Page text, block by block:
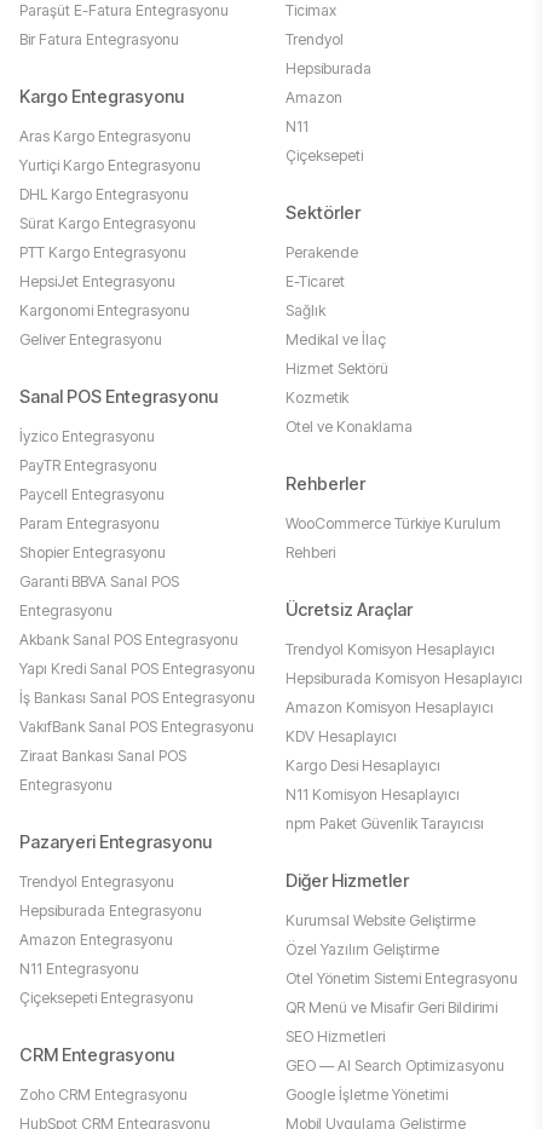
Paraşüt E-Fatura Entegrasyonu
Bir Fatura Entegrasyonu
Kargo Entegrasyonu
Aras Kargo Entegrasyonu
Yurtiçi Kargo Entegrasyonu
DHL Kargo Entegrasyonu
Sürat Kargo Entegrasyonu
PTT Kargo Entegrasyonu
HepsiJet Entegrasyonu
Kargonomi Entegrasyonu
Geliver Entegrasyonu
Sanal POS Entegrasyonu
İyzico Entegrasyonu
PayTR Entegrasyonu
Paycell Entegrasyonu
Param Entegrasyonu
Shopier Entegrasyonu
Garanti BBVA Sanal POS
Entegrasyonu
Akbank Sanal POS Entegrasyonu
Yapı Kredi Sanal POS Entegrasyonu
İş Bankası Sanal POS Entegrasyonu
VakıfBank Sanal POS Entegrasyonu
Ziraat Bankası Sanal POS
Entegrasyonu
Pazaryeri Entegrasyonu
Trendyol Entegrasyonu
Hepsiburada Entegrasyonu
Amazon Entegrasyonu
N11 Entegrasyonu
Çiçeksepeti Entegrasyonu
CRM Entegrasyonu
Zoho CRM Entegrasyonu
HubSpot CRM Entegrasyonu
Ticimax
Trendyol
Hepsiburada
Amazon
N11
Çiçeksepeti
Sektörler
Perakende
E-Ticaret
Sağlık
Medikal ve İlaç
Hizmet Sektörü
Kozmetik
Otel ve Konaklama
Rehberler
WooCommerce Türkiye Kurulum
Rehberi
Ücretsiz Araçlar
Trendyol Komisyon Hesaplayıcı
Hepsiburada Komisyon Hesaplayıcı
Amazon Komisyon Hesaplayıcı
KDV Hesaplayıcı
Kargo Desi Hesaplayıcı
N11 Komisyon Hesaplayıcı
npm Paket Güvenlik Tarayıcısı
Diğer Hizmetler
Kurumsal Website Geliştirme
Özel Yazılım Geliştirme
Otel Yönetim Sistemi Entegrasyonu
QR Menü ve Misafir Geri Bildirimi
SEO Hizmetleri
GEO — AI Search Optimizasyonu
Google İşletme Yönetimi
Mobil Uygulama Geliştirme